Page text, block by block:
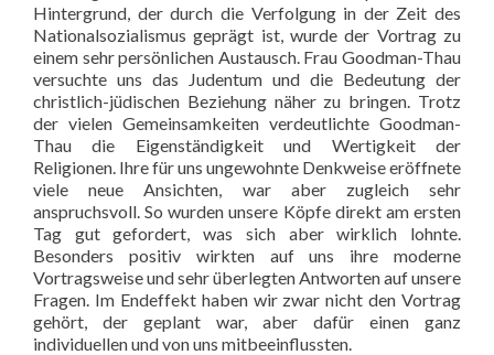
Hintergrund, der durch die Verfolgung in der Zeit des
Nationalsozialismus geprägt ist, wurde der Vortrag zu
einem sehr persönlichen Austausch. Frau Goodman-Thau
versuchte uns das Judentum und die Bedeutung der
christlich-jüdischen Beziehung näher zu bringen. Trotz
der vielen Gemeinsamkeiten verdeutlichte Goodman-
Thau die Eigenständigkeit und Wertigkeit der
Religionen. Ihre für uns ungewohnte Denkweise eröffnete
viele neue Ansichten, war aber zugleich sehr
anspruchsvoll. So wurden unsere Köpfe direkt am ersten
Tag gut gefordert, was sich aber wirklich lohnte.
Besonders positiv wirkten auf uns ihre moderne
Vortragsweise und sehr überlegten Antworten auf unsere
Fragen. Im Endeffekt haben wir zwar nicht den Vortrag
gehört, der geplant war, aber dafür einen ganz
individuellen und von uns mitbeeinflussten.